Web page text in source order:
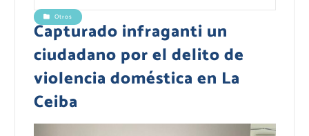
Otros
Capturado infraganti un
ciudadano por el delito de
violencia doméstica en La
Ceiba